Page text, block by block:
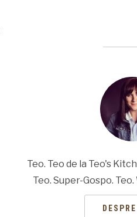
Teo. Teo de la Teo's
Teo. Super-Gospo.